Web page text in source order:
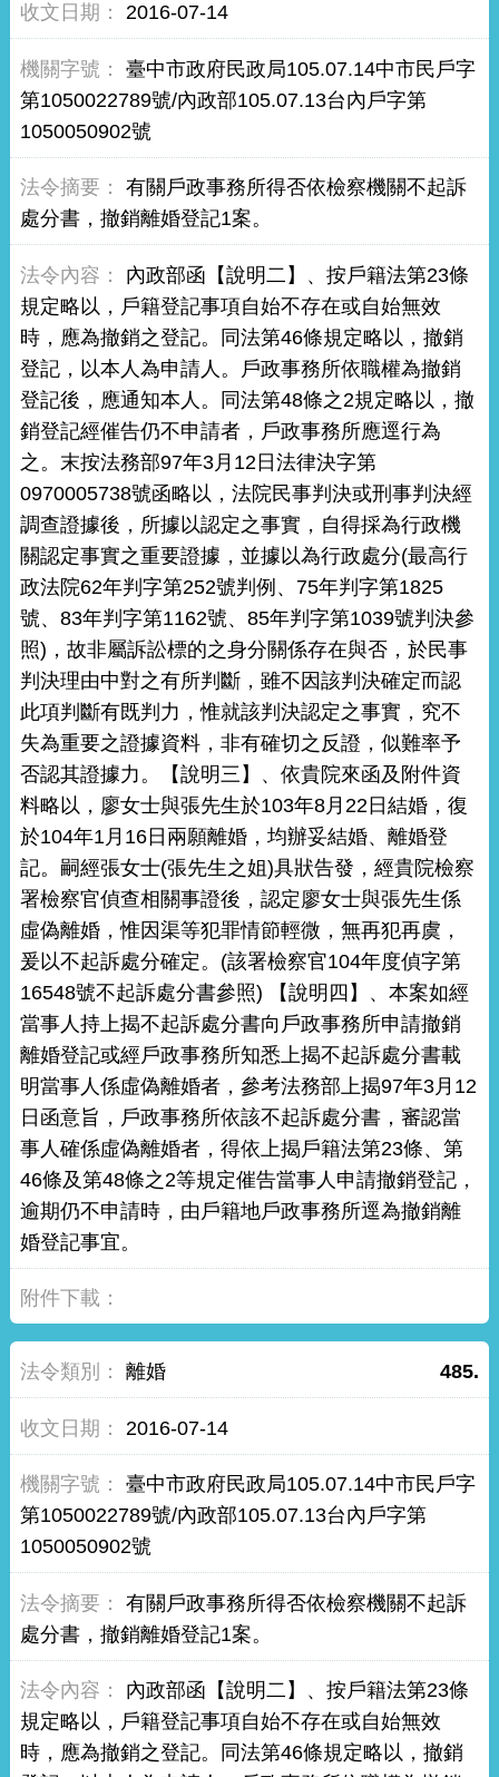
2016-07-14
臺中市政府民政局105.07.14中市民戶字
第1050022789號/內政部105.07.13台內戶字第
1050050902號
有關戶政事務所得否依檢察機關不起訴
處分書，撤銷離婚登記1案。
內政部函【說明二】、按戶籍法第23條
規定略以，戶籍登記事項自始不存在或自始無效
時，應為撤銷之登記。同法第46條規定略以，撤銷
登記，以本人為申請人。戶政事務所依職權為撤銷
登記後，應通知本人。同法第48條之2規定略以，撤
銷登記經催告仍不申請者，戶政事務所應逕行為
之。末按法務部97年3月12日法律決字第
0970005738號函略以，法院民事判決或刑事判決經
調查證據後，所據以認定之事實，自得採為行政機
關認定事實之重要證據，並據以為行政處分(最高行
政法院62年判字第252號判例、75年判字第1825
號、83年判字第1162號、85年判字第1039號判決參
照)，故非屬訴訟標的之身分關係存在與否，於民事
判決理由中對之有所判斷，雖不因該判決確定而認
此項判斷有既判力，惟就該判決認定之事實，究不
失為重要之證據資料，非有確切之反證，似難率予
否認其證據力。【說明三】、依貴院來函及附件資
料略以，廖女士與張先生於103年8月22日結婚，復
於104年1月16日兩願離婚，均辦妥結婚、離婚登
記。嗣經張女士(張先生之姐)具狀告發，經貴院檢察
署檢察官偵查相關事證後，認定廖女士與張先生係
虛偽離婚，惟因渠等犯罪情節輕微，無再犯再虞，
爰以不起訴處分確定。(該署檢察官104年度偵字第
16548號不起訴處分書參照) 【說明四】、本案如經
當事人持上揭不起訴處分書向戶政事務所申請撤銷
離婚登記或經戶政事務所知悉上揭不起訴處分書載
明當事人係虛偽離婚者，參考法務部上揭97年3月12
日函意旨，戶政事務所依該不起訴處分書，審認當
事人確係虛偽離婚者，得依上揭戶籍法第23條、第
46條及第48條之2等規定催告當事人申請撤銷登記，
逾期仍不申請時，由戶籍地戶政事務所逕為撤銷離
婚登記事宜。
485.
離婚
2016-07-14
臺中市政府民政局105.07.14中市民戶字
第1050022789號/內政部105.07.13台內戶字第
1050050902號
有關戶政事務所得否依檢察機關不起訴
處分書，撤銷離婚登記1案。
內政部函【說明二】、按戶籍法第23條
規定略以，戶籍登記事項自始不存在或自始無效
時，應為撤銷之登記。同法第46條規定略以，撤銷